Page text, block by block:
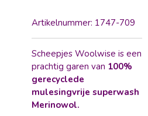
Artikelnummer: 1747-709
Scheepjes Woolwise is een
prachtig garen van 100%
gerecyclede
mulesingvrije superwash
Merinowol.